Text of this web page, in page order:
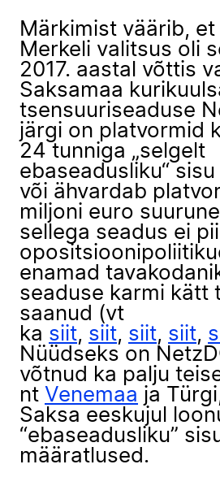
Märkimist väärib,
Merkeli valitsus oli
2017. aastal võttis
Saksamaa
tsensuuriseaduse
järgi on platvormid
24 tunniga „selgelt
ebaseadusliku“
või ähvardab
miljoni euro
sellega seadus ei
enamad
seaduse karmi kätt
saanud (vt
ka siit, siit, siit, siit,
Nüüdseks on
võtnud ka palju
nt Venemaa ja
Saksa eeskujul
“ebaseadusliku”
määratlused.